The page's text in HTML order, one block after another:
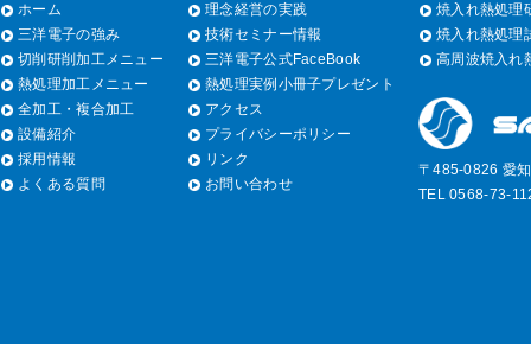
ホーム
三洋電子の強み
切削研削加工メニュー
熱処理加工メニュー
全加工・複合加工
設備紹介
採用情報
よくある質問
理念経営の実践
技術セミナー情報
三洋電子公式FaceBook
熱処理実例小冊子プレゼント
アクセス
プライバシーポリシー
リンク
お問い合わせ
焼入れ熱処理
焼入れ熱処理
高周波焼入れ
〒485-0826 愛
TEL 0568-73-